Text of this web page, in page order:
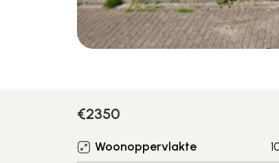
€2350
Woonoppervlakte